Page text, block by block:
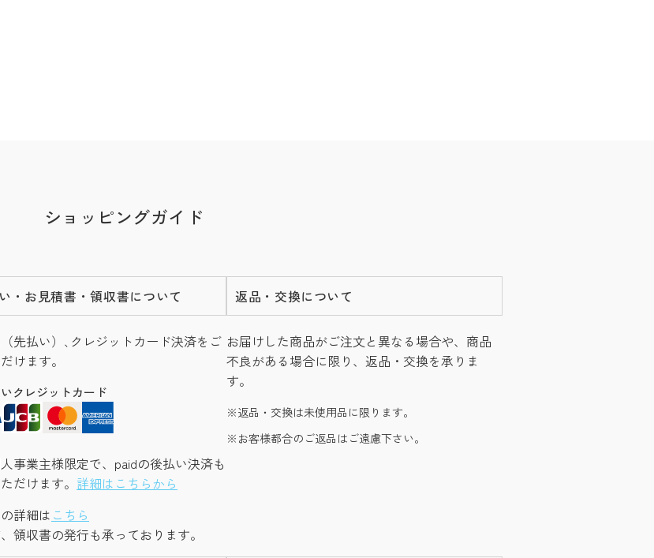
ショッピングガイド
・お見積書・領収書について
先払い）､クレジットカード決済をご
けます。
いクレジットカード
事業主様限定で、paidの後払い決済も
だけます。 詳細はこちらから
詳細は こちら
領収書の発行も承っております。
返品・交換について
お届けした商品がご注文と異なる場合や、商品
不良がある場合に限り、返品・交換を承りま
す。
返品・交換は未使用品に限ります。
お客様都合のご返品はご遠慮下さい。